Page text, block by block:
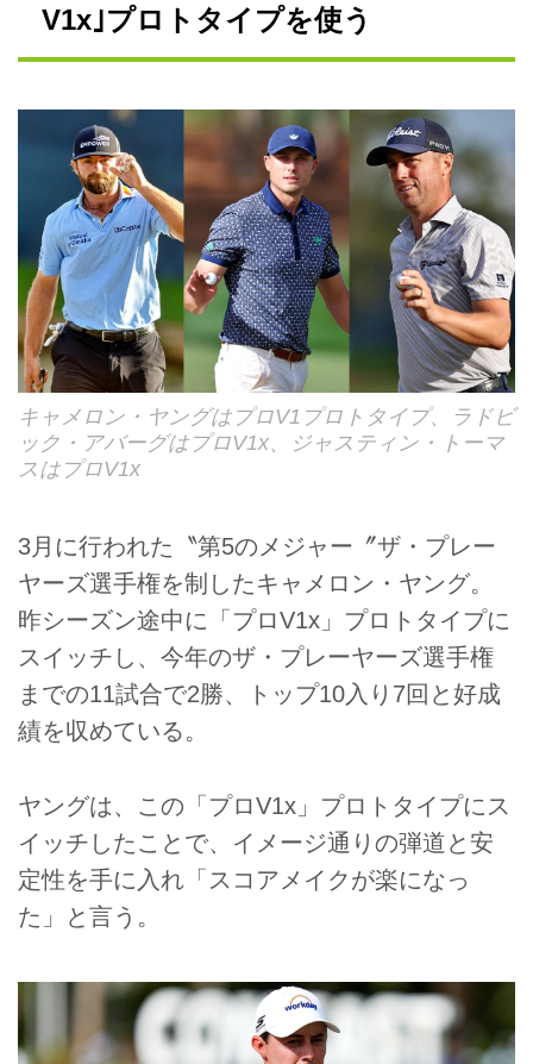
V1x｣プロトタイプを使う
キャメロン・ヤングはプロV1プロトタイプ、ラドビ
ック・アバーグはプロV1x、ジャスティン・トーマ
スはプロV1x
3月に行われた〝第5のメジャー〞ザ・プレー
ヤーズ選手権を制したキャメロン・ヤング。
昨シーズン途中に「プロV1x」プロトタイプに
スイッチし、今年のザ・プレーヤーズ選手権
までの11試合で2勝、トップ10入り7回と好成
績を収めている。
ヤングは、この「プロV1x」プロトタイプにス
イッチしたことで、イメージ通りの弾道と安
定性を手に入れ「スコアメイクが楽になっ
た」と言う。